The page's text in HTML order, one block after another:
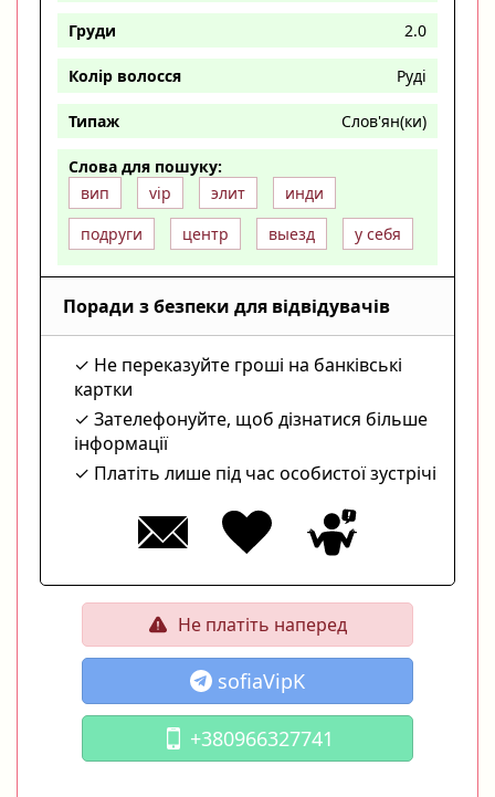
Груди 2.0
Колір волосся Руді
Типаж Слов'ян(ки)
Слова для пошуку:
вип
vip элит
инди
подруги
центр выезд у себя
Поради з безпеки для відвідувачів
Не переказуйте гроші на банківські
картки
Зателефонуйте, щоб дізнатися більше
інформації
Платіть лише під час особистої зустрічі
Не платіть наперед
sofiaVipK
+380966327741